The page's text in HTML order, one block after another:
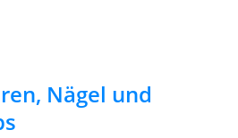
Nägel und